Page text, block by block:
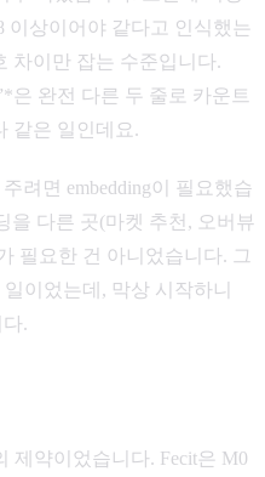
이상이어야 같다고 인식했는
차이만 잡는 수준입니다.
은 완전 다른 두 줄로 카운트
같은 일인데요.
려면 embedding이 필요했습
을 다른 곳(마켓 추천, 오버뷰
필요한 건 아니었습니다. 그
이었는데, 막상 시작하니
.
제약이었습니다. Fecit은 M0